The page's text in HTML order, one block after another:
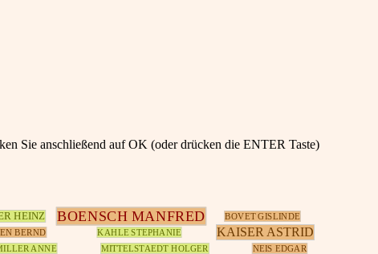
Sie anschließend auf OK (oder drücken die ENTER Taste)
HEINZ BOENSCH MANFRED BOVET GISLINDE
BERND KAHLE STEPHANIE KAISER ASTRID
ANNE MITTELSTAEDT HOLGER NEIS EDGAR